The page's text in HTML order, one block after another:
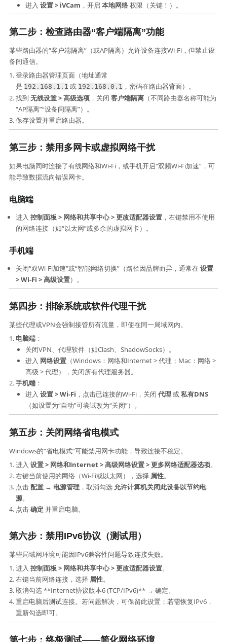
进入 ​设置 > iVCam ，开启 ​本地网络​ 权限（关键！）。
第二步：检查路由器“客户端隔离”功能
某些路由器的“客户端隔离”（或AP隔离）允许设备连接Wi-Fi，但禁止设
备间通信。
登录路由器管理页面（地址通常
是 192.168.1.1 或 192.168.0.1 ，密码在路由器背面）。
找到 ​ 无线设置 > 高级选项，关闭 ​ 客户端隔离​（不同路由器名称可能为
“AP隔离”“设备间隔离”）。
保存设置并重启路由器。
第三步：禁用多网卡或虚拟网络干扰
如果电脑同时连接了有线网络和Wi-Fi，或手机开启“双频Wi-Fi加速”，可
能导致数据流向错误网卡。
电脑端
进入 ​ 控制面板 > 网络和共享中心 > 更改适配器设置，右键禁用不使用
的网络连接（如“以太网”或多余的虚拟网卡）。
手机端
关闭“双Wi-Fi加速”或“智能网络切换”（路径因品牌而异，通常在 ​ 设置
> Wi-Fi > 高级设置）。
第四步： 排除系统或软件代理干扰
某些代理或VPN会强制接管所有流量，即使在同一局域网内。
电脑端：
关闭VPN、代理软件（如Clash、ShadowSocks）。
进入 ​ 网络设置 ​（Windows：网络和Internet > 代理；Mac：网络 >
高级 > 代理），关闭所有代理服务器。
手机端：
进入 ​设置 > Wi-Fi ，点击已连接的Wi-Fi，关闭 ​代理​ 或 ​私有DNS
（如设置为“自动”可尝试改为“关闭”）。
第五步：关闭网络省电模式
Windows的“省电模式”可能禁用网卡功能，导致连接不稳定。
进入 ​ 设置 > 网络和Internet > 高级网络设置 > 更多网络适配器选项。
右键当前使用的网络（Wi-Fi或以太网），选择 ​ 属性。
点击 ​配置​ → ​ 电源管理，取消勾选 ​ 允许计算机关闭此设备以节约电
源。
点击 ​确定 ​ 并重启电脑。
第六步：禁用IPv6协议（测试用）​
某些局域网环境可能因IPv6兼容性问题导致连接失败。
进入 ​ 控制面板 > 网络和共享中心 > 更改适配器设置。
右键当前网络连接，选择 ​ 属性。
取消勾选 ​**Internet协议版本6 (TCP/IPv6)**​ → 确定。
重启电脑后测试连接。若问题解决，可保留此设置；若需恢复IPv6，
重新勾选即可。
第七步：终极测试——简化网络环境